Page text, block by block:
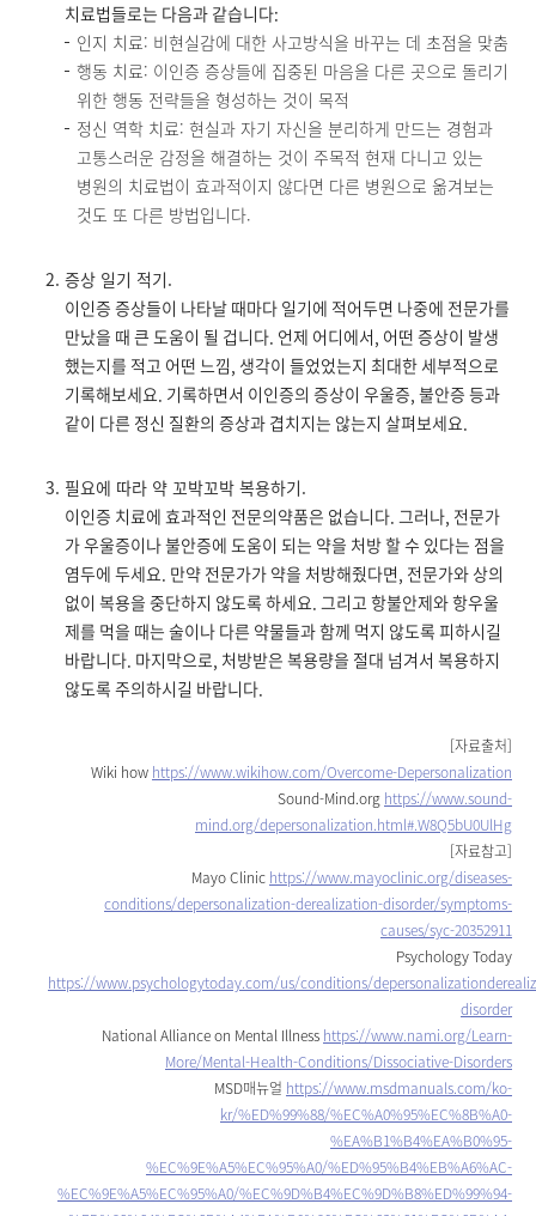
치료법들로는 다음과 같습니다:
인지 치료: 비현실감에 대한 사고방식을 바꾸는 데 초점을 맞춤
행동 치료: 이인증 증상들에 집중된 마음을 다른 곳으로 돌리기
위한 행동 전략들을 형성하는 것이 목적
정신 역학 치료: 현실과 자기 자신을 분리하게 만드는 경험과
고통스러운 감정을 해결하는 것이 주목적 현재 다니고 있는
병원의 치료법이 효과적이지 않다면 다른 병원으로 옮겨보는
것도 또 다른 방법입니다.
증상 일기 적기.
이인증 증상들이 나타날 때마다 일기에 적어두면 나중에 전문가를
만났을 때 큰 도움이 될 겁니다. 언제 어디에서, 어떤 증상이 발생
했는지를 적고 어떤 느낌, 생각이 들었었는지 최대한 세부적으로
기록해보세요. 기록하면서 이인증의 증상이 우울증, 불안증 등과
같이 다른 정신 질환의 증상과 겹치지는 않는지 살펴보세요.
필요에 따라 약 꼬박꼬박 복용하기.
이인증 치료에 효과적인 전문의약품은 없습니다. 그러나, 전문가
가 우울증이나 불안증에 도움이 되는 약을 처방 할 수 있다는 점을
염두에 두세요. 만약 전문가가 약을 처방해줬다면, 전문가와 상의
없이 복용을 중단하지 않도록 하세요. 그리고 항불안제와 항우울
제를 먹을 때는 술이나 다른 약물들과 함께 먹지 않도록 피하시길
바랍니다. 마지막으로, 처방받은 복용량을 절대 넘겨서 복용하지
않도록 주의하시길 바랍니다.
[자료출처]
Wiki how https://www.wikihow.com/Overcome-Depersonalization
Sound-Mind.org https://www.sound-
mind.org/depersonalization.html#.W8Q5bU0UlHg
[자료참고]
Mayo Clinic https://www.mayoclinic.org/diseases-
conditions/depersonalization-derealization-disorder/symptoms-
causes/syc-20352911
Psychology Today
https://www.psychologytoday.com/us/conditions/
disorder
National Alliance on Mental Illness https://www.nami.org/Learn-
More/Mental-Health-Conditions/Dissociative-Disorders
MSD매뉴얼 https://www.msdmanuals.com/ko-
kr/%ED%99%88/%EC%A0%95%EC%8B%A0-
%EA%B1%B4%EA%B0%95-
%EC%9E%A5%EC%95%A0/%ED%95%B4%EB%A6%AC-
%EC%9E%A5%EC%95%A0/%EC%9D%B4%EC%9D%B8%ED%99%94-